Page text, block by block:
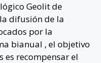
Geolit de
difusión de la
por la
bianual , el objetivo
es recompensar el